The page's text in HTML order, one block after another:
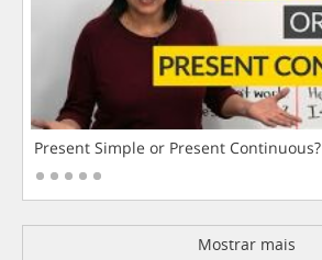
Present Simple or Present Continuous?
Mostrar mais